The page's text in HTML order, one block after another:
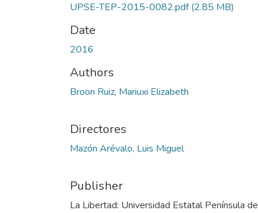
UPSE-TEP-2015-0082.pdf(2.85 MB)
Date
2016
Authors
Broon Ruiz, Mariuxi Elizabeth
Directores
Mazón Arévalo, Luis Miguel
Publisher
La Libertad: Universidad Estatal Península de